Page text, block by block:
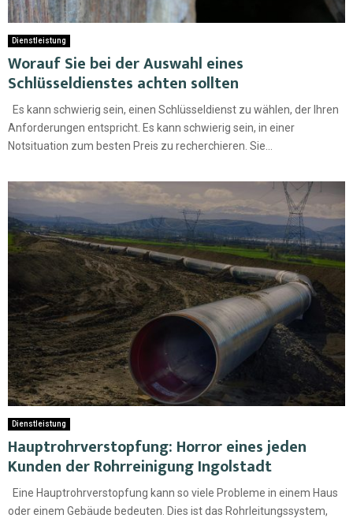
Dienstleistung
Worauf Sie bei der Auswahl eines
Schlüsseldienstes achten sollten
Es kann schwierig sein, einen Schlüsseldienst zu wählen, der Ihren
Anforderungen entspricht. Es kann schwierig sein, in einer
Notsituation zum besten Preis zu recherchieren. Sie...
Dienstleistung
Hauptrohrverstopfung: Horror eines jeden
Kunden der Rohrreinigung Ingolstadt
Eine Hauptrohrverstopfung kann so viele Probleme in einem Haus
oder einem Gebäude bedeuten. Dies ist das Rohrleitungssystem,